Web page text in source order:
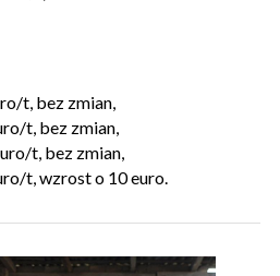
t, bez zmian,
t, bez zmian,
t, bez zmian,
t, wzrost o 10 euro.